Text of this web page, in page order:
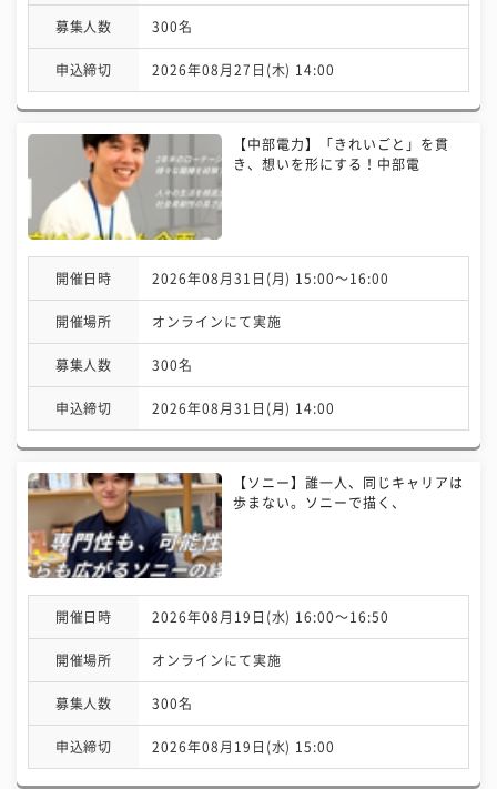
募集人数 300名
申込締切 2026年08月27日(木) 14:00
【中部電力】「きれいごと」を貫
き、想いを形にする！中部電
開催日時 2026年08月31日(月) 15:00〜16:00
開催場所 オンラインにて実施
募集人数 300名
申込締切 2026年08月31日(月) 14:00
【ソニー】誰一人、同じキャリアは
歩まない。ソニーで描く、
開催日時 2026年08月19日(水) 16:00〜16:50
開催場所 オンラインにて実施
募集人数 300名
申込締切 2026年08月19日(水) 15:00